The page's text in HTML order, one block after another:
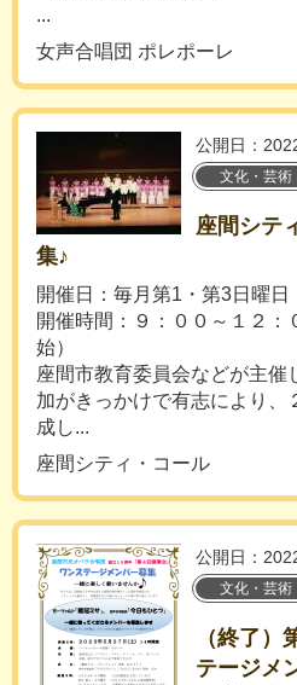
...
女声合唱団 ポレポーレ
公開日：
文化・芸術
座間シテ
集♪
開催日：毎月第1・第3日曜日
開催時間：９：００～１２
始）
座間市教育委員会などが主催
加がきっかけで有志により、
成し...
座間シティ・コール
公開日：
文化・芸術
（終了
テージメ